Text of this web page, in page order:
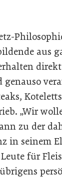
aus
„Wir
zu der
in seinem
für